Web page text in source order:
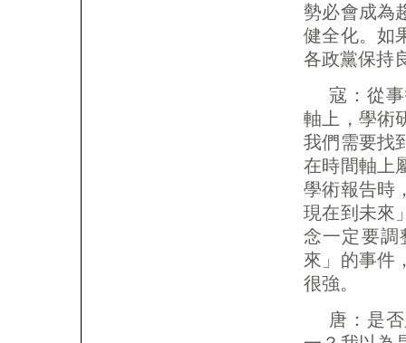
勢必會成為
健全化。如
各政黨保持
寇：從
軸上，學術
我們需要找
在時間軸上
學術報告時
現在到未來
念一定要調
來」的事件
很強。
唐：是